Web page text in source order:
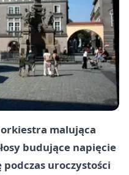
malująca
budujące napięcie
uroczystości